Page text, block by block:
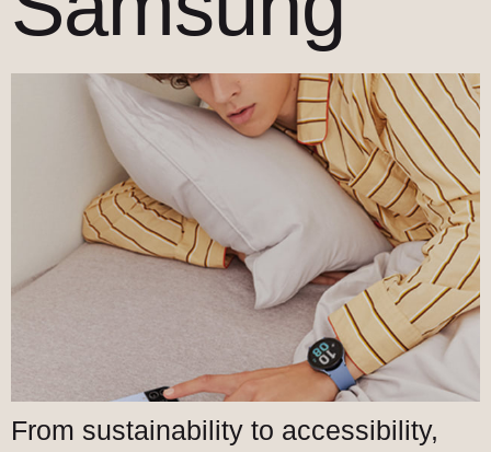
From sustainability to accessibility,